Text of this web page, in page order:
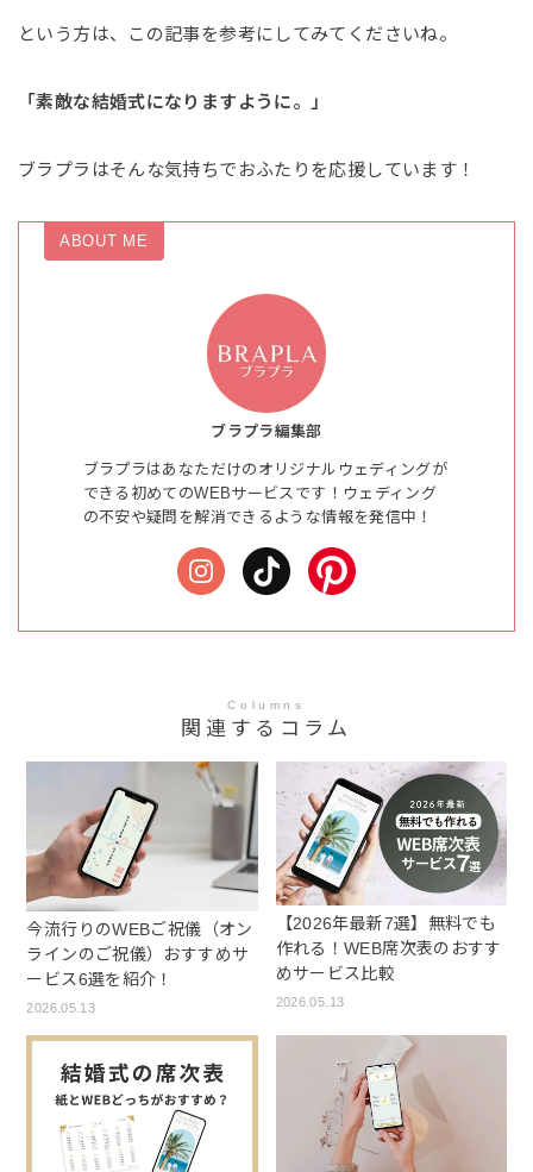
という方は、この記事を参考にしてみてくださいね。
「素敵な結婚式になりますように。」
ブラプラはそんな気持ちでおふたりを応援しています！
ABOUT ME
ブラプラ編集部
ブラプラはあなただけのオリジナルウェディングが
できる初めてのWEBサービスです！ウェディング
の不安や疑問を解消できるような情報を発信中！
Columns
関連するコラム
今流行りのWEBご祝儀（オン
ラインのご祝儀）おすすめサ
ービス6選を紹介！
2026.05.13
【2026年最新7選】無料でも
作れる！WEB席次表のおすす
めサービス比較
2026.05.13